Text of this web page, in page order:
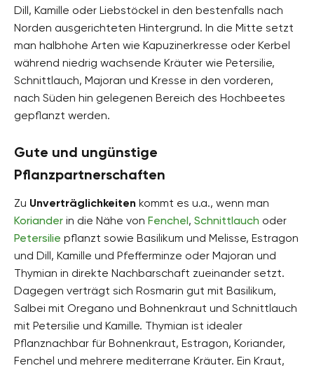
Dill, Kamille oder Liebstöckel in den bestenfalls nach
Norden ausgerichteten Hintergrund. In die Mitte setzt
man halbhohe Arten wie Kapuzinerkresse oder Kerbel
während niedrig wachsende Kräuter wie Petersilie,
Schnittlauch, Majoran und Kresse in den vorderen,
nach Süden hin gelegenen Bereich des Hochbeetes
gepflanzt werden.
Gute und ungünstige
Pflanzpartnerschaften
Zu Unverträglichkeiten kommt es u.a., wenn man
Koriander in die Nähe von Fenchel, Schnittlauch oder
Petersilie pflanzt sowie Basilikum und Melisse, Estragon
und Dill, Kamille und Pfefferminze oder Majoran und
Thymian in direkte Nachbarschaft zueinander setzt.
Dagegen verträgt sich Rosmarin gut mit Basilikum,
Salbei mit Oregano und Bohnenkraut und Schnittlauch
mit Petersilie und Kamille. Thymian ist idealer
Pflanznachbar für Bohnenkraut, Estragon, Koriander,
Fenchel und mehrere mediterrane Kräuter. Ein Kraut,